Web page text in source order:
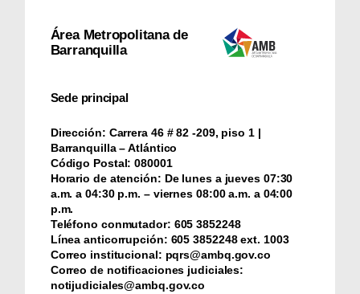
Área Metropolitana de
Barranquilla
Sede principal
Dirección: Carrera 46 # 82 -209, piso 1 |
Barranquilla – Atlántico
Código Postal: 080001
Horario de atención: De lunes a jueves 07:30
a.m. a 04:30 p.m. – viernes 08:00 a.m. a 04:00
p.m.
Teléfono conmutador: ‪605 3852248
Línea anticorrupción: ‪605 3852248 ext. 1003
Correo institucional: pqrs@ambq.gov.co
Correo de notificaciones judiciales:
notijudiciales@ambq.gov.co